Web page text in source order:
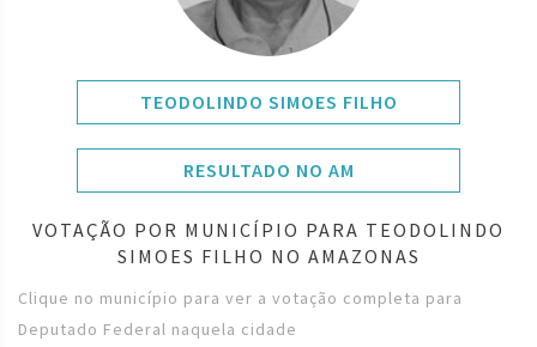
TEODOLINDO SIMOES FILHO
RESULTADO NO AM
VOTAÇÃO POR MUNICÍPIO PARA TEODOLINDO
SIMOES FILHO NO AMAZONAS
Clique no município para ver a votação completa para
Deputado Federal naquela cidade